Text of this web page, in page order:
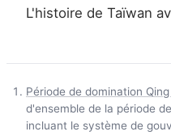
L'histoire de Taïwan
Période de domination
d'ensemble de la période
incluant le système de